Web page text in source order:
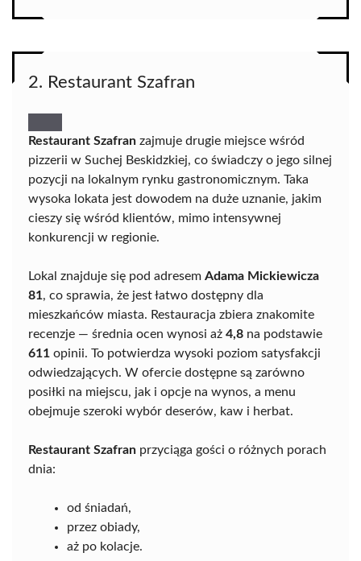
2. Restaurant Szafran
Restaurant Szafran zajmuje drugie miejsce wśród
pizzerii w Suchej Beskidzkiej, co świadczy o jego silnej
pozycji na lokalnym rynku gastronomicznym. Taka
wysoka lokata jest dowodem na duże uznanie, jakim
cieszy się wśród klientów, mimo intensywnej
konkurencji w regionie.
Lokal znajduje się pod adresem Adama Mickiewicza
81, co sprawia, że jest łatwo dostępny dla
mieszkańców miasta. Restauracja zbiera znakomite
recenzje — średnia ocen wynosi aż 4,8 na podstawie
611 opinii. To potwierdza wysoki poziom satysfakcji
odwiedzających. W ofercie dostępne są zarówno
posiłki na miejscu, jak i opcje na wynos, a menu
obejmuje szeroki wybór deserów, kaw i herbat.
Restaurant Szafran przyciąga gości o różnych porach
dnia:
od śniadań,
przez obiady,
aż po kolacje.